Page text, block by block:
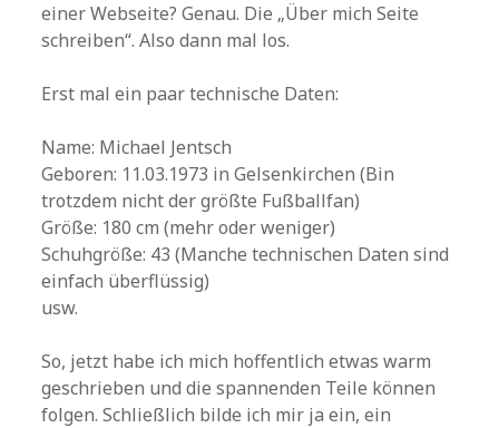
einer Webseite? Genau. Die „Über mich Seite
schreiben“. Also dann mal los.
Erst mal ein paar technische Daten:
Name: Michael Jentsch
Geboren: 11.03.1973 in Gelsenkirchen (Bin
trotzdem nicht der größte Fußballfan)
Größe: 180 cm (mehr oder weniger)
Schuhgröße: 43 (Manche technischen Daten sind
einfach überflüssig)
usw.
So, jetzt habe ich mich hoffentlich etwas warm
geschrieben und die spannenden Teile können
folgen. Schließlich bilde ich mir ja ein, ein